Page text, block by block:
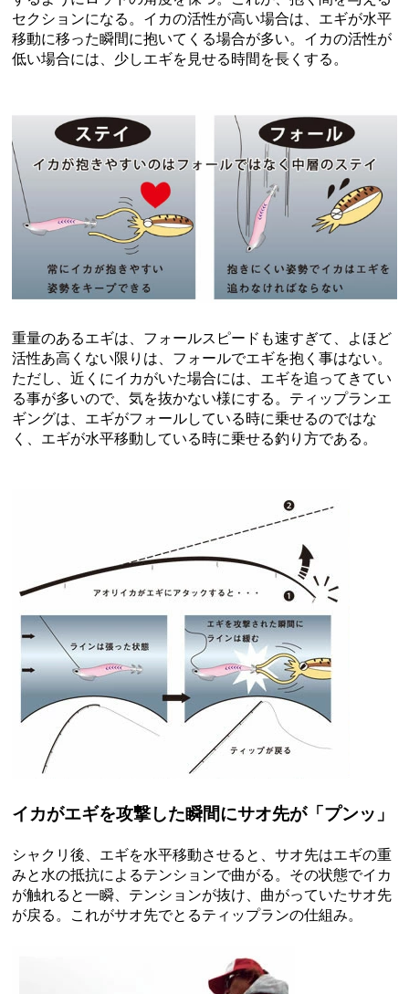
セクションになる。イカの活性が高い場合は、エギが水平
移動に移った瞬間に抱いてくる場合が多い。イカの活性が
低い場合には、少しエギを見せる時間を長くする。
重量のあるエギは、フォールスピードも速すぎて、よほど
活性あ高くない限りは、フォールでエギを抱く事はない。
ただし、近くにイカがいた場合には、エギを追ってきてい
る事が多いので、気を抜かない様にする。ティップランエ
ギングは、エギがフォールしている時に乗せるのではな
く、エギが水平移動している時に乗せる釣り方である。
イカがエギを攻撃した瞬間にサオ先が「プンッ」
シャクリ後、エギを水平移動させると、サオ先はエギの重
みと水の抵抗によるテンションで曲がる。その状態でイカ
が触れると一瞬、テンションが抜け、曲がっていたサオ先
が戻る。これがサオ先でとるティップランの仕組み。